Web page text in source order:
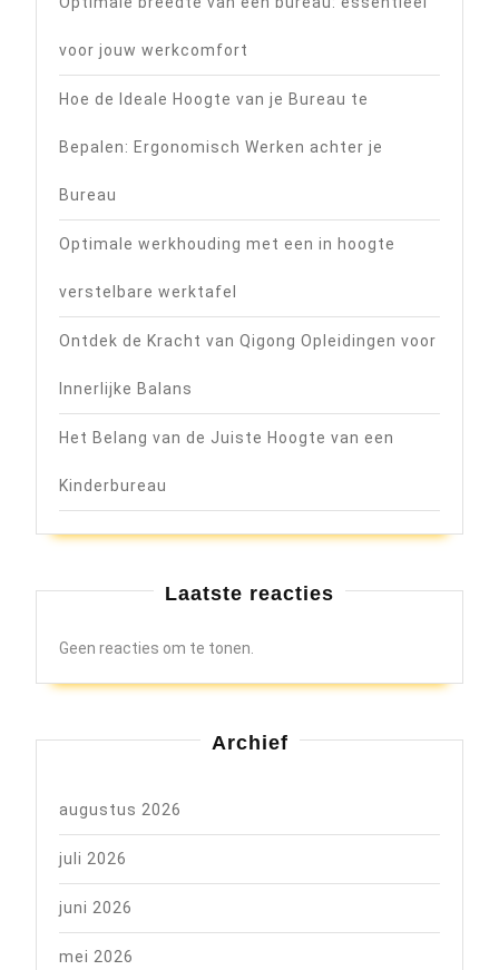
voor jouw werkcomfort
Hoe de Ideale Hoogte van je Bureau te
Bepalen: Ergonomisch Werken achter je
Bureau
Optimale werkhouding met een in hoogte
verstelbare werktafel
Ontdek de Kracht van Qigong Opleidingen voor
Innerlijke Balans
Het Belang van de Juiste Hoogte van een
Kinderbureau
Laatste reacties
Geen reacties om te tonen.
Archief
augustus 2026
juli 2026
juni 2026
mei 2026